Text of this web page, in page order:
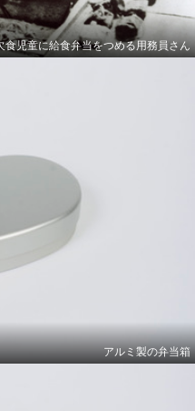
児童に給食弁当をつめる用務員さん
アルミ製の弁当箱